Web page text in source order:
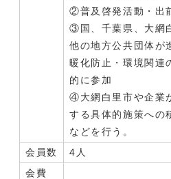
②普及啓発活動・出
③国、千葉県、大網
他の地方公共団体が
暖化防止・環境関連
的に参加
④大網白里市や企業
する具体的施策へ
などを行う。
会員数
4人
会費